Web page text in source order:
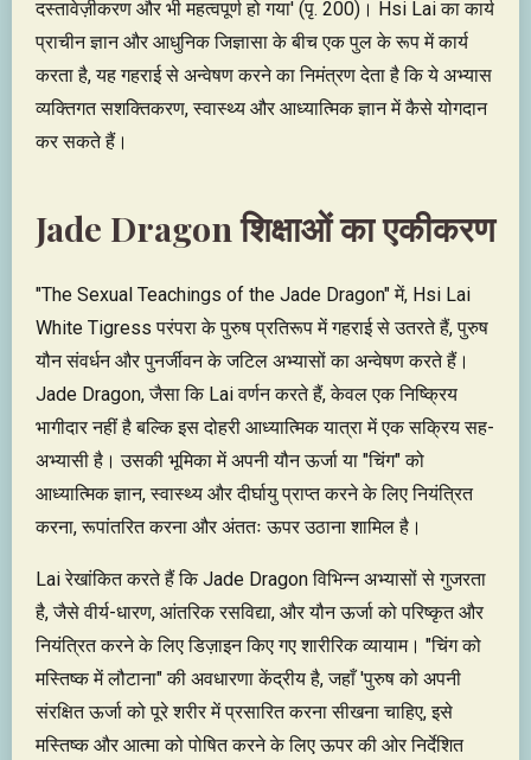
दस्तावेज़ीकरण और भी महत्वपूर्ण हो गया' (पृ. 200)। Hsi Lai का कार्य
प्राचीन ज्ञान और आधुनिक जिज्ञासा के बीच एक पुल के रूप में कार्य
करता है, यह गहराई से अन्वेषण करने का निमंत्रण देता है कि ये अभ्यास
व्यक्तिगत सशक्तिकरण, स्वास्थ्य और आध्यात्मिक ज्ञान में कैसे योगदान
कर सकते हैं।
Jade Dragon शिक्षाओं का एकीकरण
"The Sexual Teachings of the Jade Dragon" में, Hsi Lai
White Tigress परंपरा के पुरुष प्रतिरूप में गहराई से उतरते हैं, पुरुष
यौन संवर्धन और पुनर्जीवन के जटिल अभ्यासों का अन्वेषण करते हैं।
Jade Dragon, जैसा कि Lai वर्णन करते हैं, केवल एक निष्क्रिय
भागीदार नहीं है बल्कि इस दोहरी आध्यात्मिक यात्रा में एक सक्रिय सह-
अभ्यासी है। उसकी भूमिका में अपनी यौन ऊर्जा या "चिंग" को
आध्यात्मिक ज्ञान, स्वास्थ्य और दीर्घायु प्राप्त करने के लिए नियंत्रित
करना, रूपांतरित करना और अंततः ऊपर उठाना शामिल है।
Lai रेखांकित करते हैं कि Jade Dragon विभिन्न अभ्यासों से गुजरता
है, जैसे वीर्य-धारण, आंतरिक रसविद्या, और यौन ऊर्जा को परिष्कृत और
नियंत्रित करने के लिए डिज़ाइन किए गए शारीरिक व्यायाम। "चिंग को
मस्तिष्क में लौटाना" की अवधारणा केंद्रीय है, जहाँ 'पुरुष को अपनी
संरक्षित ऊर्जा को पूरे शरीर में प्रसारित करना सीखना चाहिए, इसे
मस्तिष्क और आत्मा को पोषित करने के लिए ऊपर की ओर निर्देशित